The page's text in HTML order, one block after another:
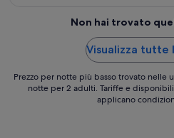
Non hai trovato
Visualizza
Prezzo per notte più basso trovato nelle
notte per 2 adulti. Tariffe e
applicano